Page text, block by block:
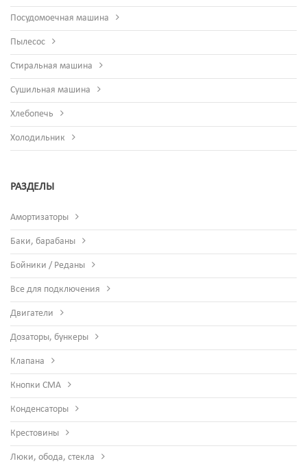
Посудомоечная машина
Пылесос
Стиральная машина
Сушильная машина
Хлебопечь
Холодильник
РАЗДЕЛЫ
Амортизаторы
Баки, барабаны
Бойники / Реданы
Все для подключения
Двигатели
Дозаторы, бункеры
Клапана
Кнопки СМА
Конденсаторы
Крестовины
Люки, обода, стекла